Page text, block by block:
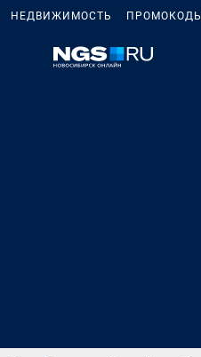
НЕДВИЖИМОСТЬ ПРОМОКОДЫ